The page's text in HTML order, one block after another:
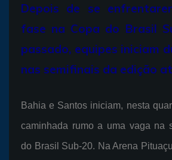
Depois de se
fase na Copa do Brasil
passado, equipes iniciam
nas semifinais da edição
Bahia e Santos iniciam, nesta
caminhada rumo a uma vaga na
do Brasil Sub-20. Na Arena